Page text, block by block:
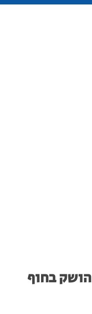
Serena Beach Club הושק בחוף